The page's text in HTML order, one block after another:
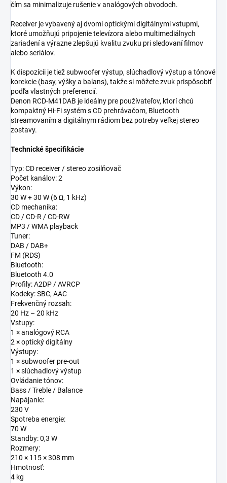
čím sa minimalizuje rušenie v analógových obvodoch.
Receiver je vybavený aj dvomi optickými digitálnymi vstupmi,
ktoré umožňujú pripojenie televízora alebo multimediálnych
zariadení a výrazne zlepšujú kvalitu zvuku pri sledovaní filmov
alebo seriálov.
K dispozícii je tiež subwoofer výstup, slúchadlový výstup a tónové
korekcie (basy, výšky a balans), takže si môžete zvuk prispôsobiť
podľa vlastných preferencií.
Denon RCD-M41DAB je ideálny pre používateľov, ktorí chcú
kompaktný Hi-Fi systém s CD prehrávačom, Bluetooth
streamovaním a digitálnym rádiom bez potreby veľkej stereo
zostavy.
Technické špecifikácie
Typ: CD receiver / stereo zosilňovač
Počet kanálov: 2
Výkon:
30 W + 30 W (6 Ω, 1 kHz)
CD mechanika:
CD / CD-R / CD-RW
MP3 / WMA playback
Tuner:
DAB / DAB+
FM (RDS)
Bluetooth:
Bluetooth 4.0
Profily: A2DP / AVRCP
Kodeky: SBC, AAC
Frekvenčný rozsah:
20 Hz – 20 kHz
Vstupy:
1 × analógový RCA
2 × optický digitálny
Výstupy:
1 × subwoofer pre-out
1 × slúchadlový výstup
Ovládanie tónov:
Bass / Treble / Balance
Napájanie:
230 V
Spotreba energie:
70 W
Standby: 0,3 W
Rozmery:
210 × 115 × 308 mm
Hmotnosť:
4 kg